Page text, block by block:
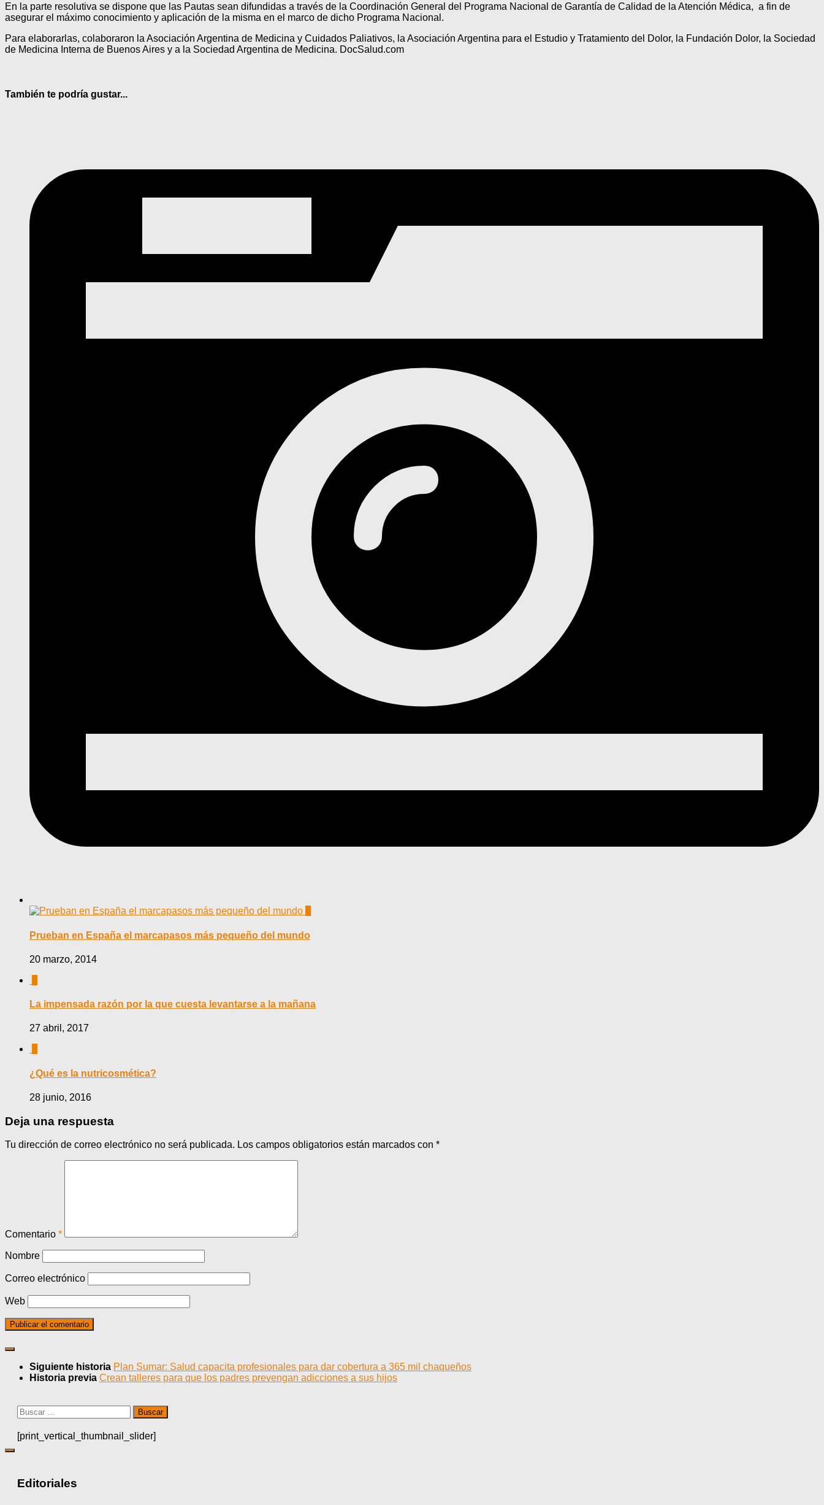
En la parte resolutiva se dispone que las Pautas sean difundidas a través de la Coordinación General del Programa Nacional de Garantía de Calidad de la Atención Médica, a fin de
asegurar el máximo conocimiento y aplicación de la misma en el marco de dicho Programa Nacional.
Para elaborarlas, colaboraron la Asociación Argentina de Medicina y Cuidados Paliativos, la Asociación Argentina para el Estudio y Tratamiento del Dolor, la Fundación Dolor, la Sociedad
de Medicina Interna de Buenos Aires y a la Sociedad Argentina de Medicina. DocSalud.com
También te podría gustar...
Prueban en España el marcapasos más pequeño del mundo
20 marzo, 2014
La impensada razón por la que cuesta levantarse a la mañana
27 abril, 2017
¿Qué es la nutricosmética?
28 junio, 2016
Deja una respuesta
Tu dirección de correo electrónico no será publicada. Los campos obligatorios están marcados con *
Comentario *
Nombre
Correo electrónico
Web
Siguiente historia Plan Sumar: Salud capacita profesionales para dar cobertura a 365 mil chaqueños
Historia previa Crean talleres para que los padres prevengan adicciones a sus hijos
Buscar:
[print_vertical_thumbnail_slider]
Editoriales